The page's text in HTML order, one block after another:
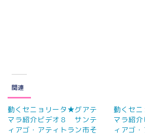
関連
動くセニョリータ★グアテ
マラ紹介ビデオ８ サンテ
ィアゴ・アティトラン市そ
動くセ
マラ紹
ィアゴ